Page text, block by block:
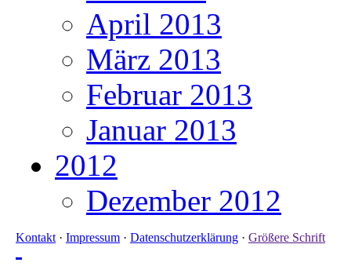
April 2013
März 2013
Februar 2013
Januar 2013
2012
Dezember 2012
Kontakt · Impressum · Datenschutzerklärung · Größere Schrift